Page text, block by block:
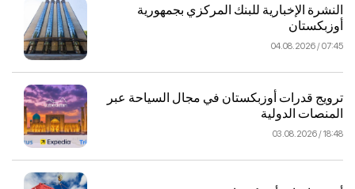
النشرة الإخبارية للبنك المركزي بجمهورية
أوزبكستان
07:45 / 04.08.2026
ترويج قدرات أوزبكستان في مجال السياحة عبر
المنصات الدولية
18:48 / 03.08.2026